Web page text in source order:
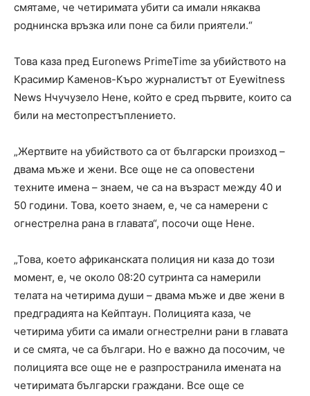
смятаме, че четиримата убити са имали някаква
роднинска връзка или поне са били приятели.“
Това каза пред Euronews PrimeTime за убийството на
Красимир Каменов-Къро журналистът от Eyewitness
News Нчучузело Нене, който е сред първите, които са
били на местопрестъплението.
„Жертвите на убийството са от български произход –
двама мъже и жени. Все още не са оповестени
техните имена – знаем, че са на възраст между 40 и
50 години. Това, което знаем, е, че са намерени с
огнестрелна рана в главата“, посочи още Нене.
„Това, което африканската полиция ни каза до този
момент, е, че около 08:20 сутринта са намерили
телата на четирима души – двама мъже и две жени в
предградията на Кейптаун. Полицията каза, че
четирима убити са имали огнестрелни рани в главата
и се смята, че са българи. Но е важно да посочим, че
полицията все още не е разпространила имената на
четиримата български граждани. Все още се